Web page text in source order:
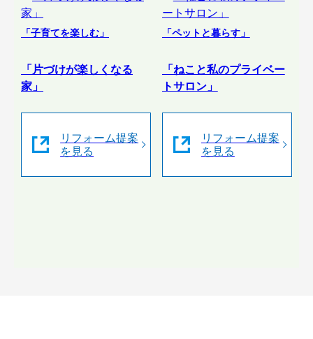
「子育てを楽しむ」
「片づけが楽しくなる
家」
リフォーム提案
を見る
「ペットと暮らす」
「ねこと私のプライベー
トサロン」
リフォーム提案
を見る